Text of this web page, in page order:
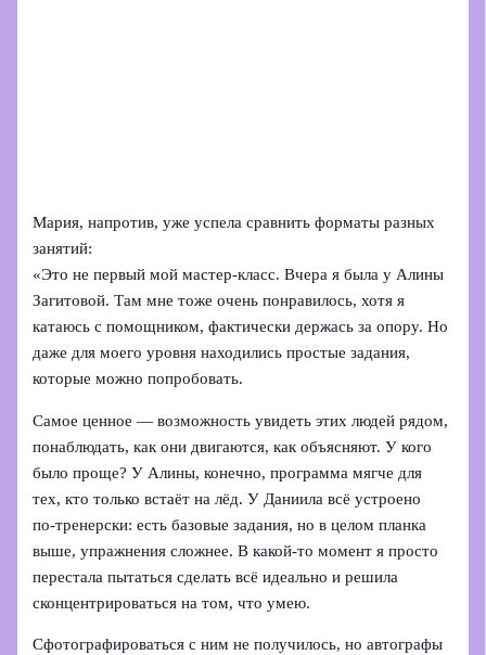
Мария, напротив, уже успела сравнить форматы разных
занятий:
«Это не первый мой мастер-класс. Вчера я была у Алины
Загитовой. Там мне тоже очень понравилось, хотя я
катаюсь с помощником, фактически держась за опору. Но
даже для моего уровня находились простые задания,
которые можно попробовать.
Самое ценное — возможность увидеть этих людей рядом,
понаблюдать, как они двигаются, как объясняют. У кого
было проще? У Алины, конечно, программа мягче для
тех, кто только встаёт на лёд. У Даниила всё устроено
по‑тренерски: есть базовые задания, но в целом планка
выше, упражнения сложнее. В какой‑то момент я просто
перестала пытаться сделать всё идеально и решила
сконцентрироваться на том, что умею.
Сфотографироваться с ним не получилось, но автографы